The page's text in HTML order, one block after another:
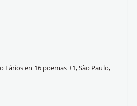
Lários en 16 poemas +1, São Paulo,